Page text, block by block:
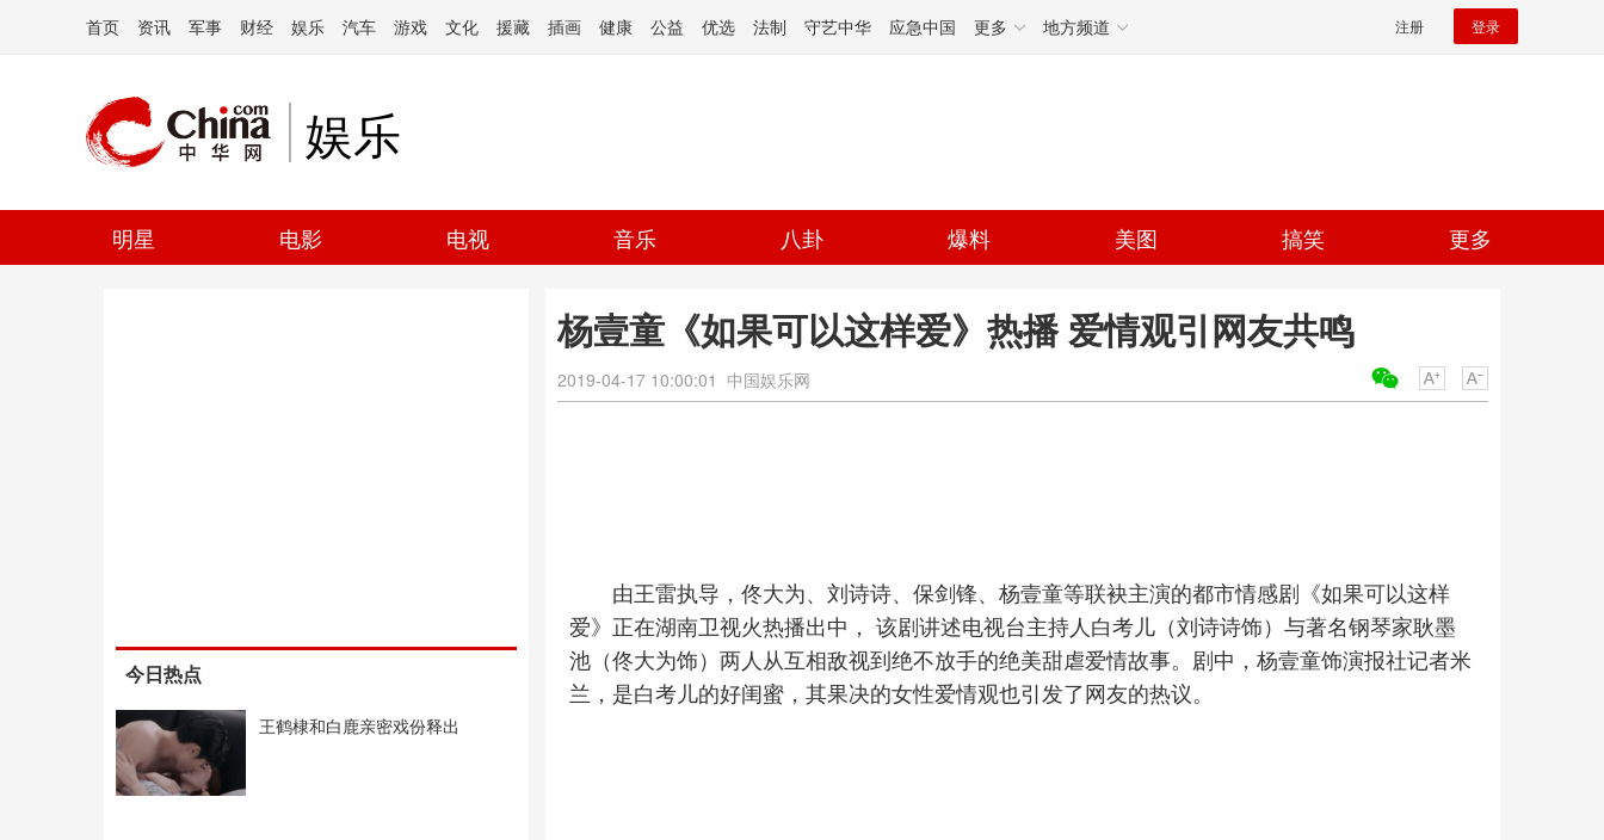
首页 资讯 军事 财经 娱乐 汽车 游戏 文化 援藏 插画 健康 公益 优选 法制 守艺中华 应急中国 更多 地方频道 注册 登录
娱乐
明星 电影 电视 音乐 八卦 爆料 美图 搞笑 更多
今日热点
王鹤棣和白鹿亲密戏份释出
杨壹童《如果可以这样爱》热播 爱情观引网友共鸣
2019-04-17 10:00:01 中国娱乐网
由王雷执导，佟大为、刘诗诗、保剑锋、杨壹童等联袂主演的都市情感剧《如果可以这样
爱》正在湖南卫视火热播出中， 该剧讲述电视台主持人白考儿（刘诗诗饰）与著名钢琴家耿墨
池（佟大为饰）两人从互相敌视到绝不放手的绝美甜虐爱情故事。剧中，杨壹童饰演报社记者米
兰，是白考儿的好闺蜜，其果决的女性爱情观也引发了网友的热议。